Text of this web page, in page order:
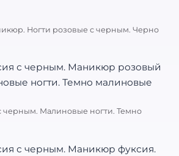
Ногти розовые с черным. Черно
Малиновые ногти. Темно